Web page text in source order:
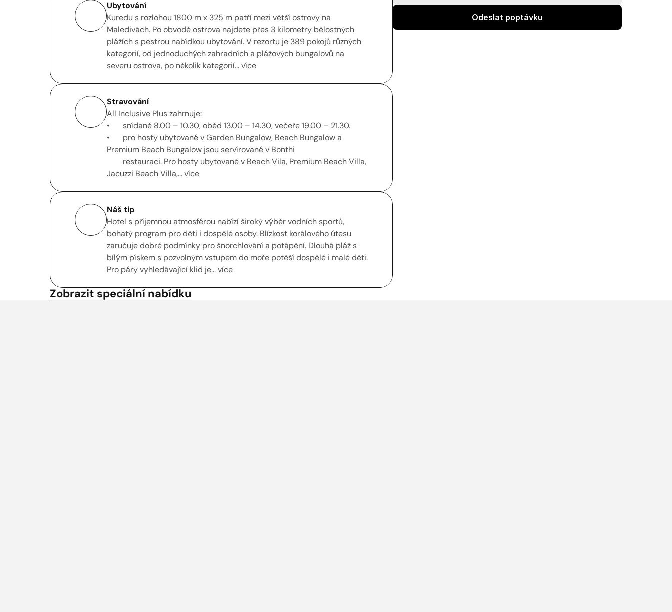
Ubytování
Kuredu s rozlohou 1800 m x 325 m patří mezi větší ostrovy na
Maledivách. Po obvodě ostrova najdete přes 3 kilometry bělostných
plážích s pestrou nabídkou ubytování. V rezortu je 389 pokojů různých
kategorií, od jednoduchých zahradních a plážových bungalovů na
severu ostrova, po několik kategorií... více
Stravování
All Inclusive Plus zahrnuje:
•	snídaně 8.00 – 10.30, oběd 13.00 – 14.30, večeře 19.00 – 21.30.
•	pro hosty ubytované v Garden Bungalow, Beach Bungalow a
Premium Beach Bungalow jsou servírované v Bonthi
Jacuzzi Beach Villa,... více
Náš tip
Hotel s příjemnou atmosférou nabízí široký výběr vodních sportů,
bohatý program pro děti i dospělé osoby. Blízkost korálového útesu
zaručuje dobré podmínky pro šnorchlování a potápění. Dlouhá pláž s
bílým pískem s pozvolným vstupem do moře potěší dospělé i malé děti.
Pro páry vyhledávající klid je... více
Zobrazit speciální nabídku
Odeslat poptávku